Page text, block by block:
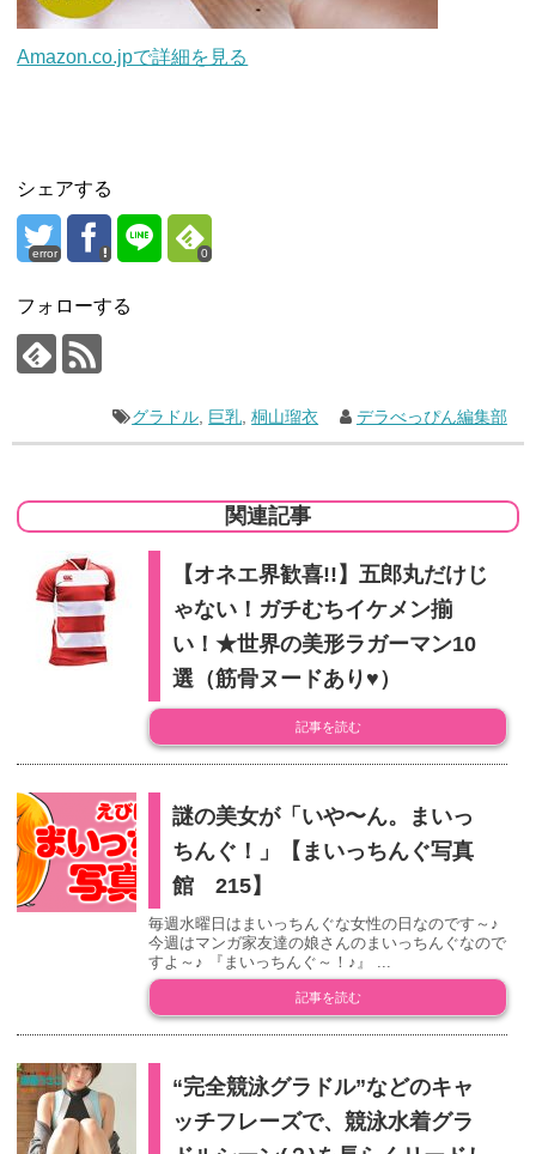
Amazon.co.jpで詳細を見る
シェアする
error 0
フォローする
グラドル, 巨乳,桐山瑠衣 デラべっぴん編集部
関連記事
【オネエ界歓喜!!】五郎丸だけじ
ゃない！ガチむちイケメン揃
い！★世界の美形ラガーマン10
選（筋骨ヌードあり♥）
記事を読む
謎の美女が「いや〜ん。まいっ
ちんぐ！」【まいっちんぐ写真
館 215】
毎週水曜日はまいっちんぐな女性の日なのです～♪
今週はマンガ家友達の娘さんのまいっちんぐなので
すよ～♪ 『まいっちんぐ～！♪』 ...
記事を読む
“完全競泳グラドル”などのキャ
ッチフレーズで、競泳水着グラ